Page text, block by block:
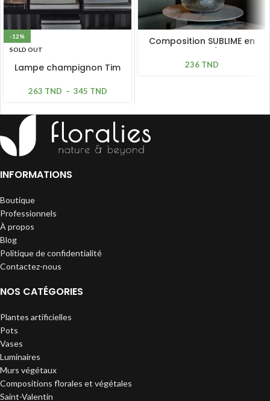
-12%
SOLD OUT
Lampe champignon Tim
263 TND – 345 TND
Composition SUBLIME en
236 TND
INFORMATIONS
Boutique
Professionnels
À propos
Blog
Politique de confidentialité
Contactez-nous
NOS CATÉGORIES
Plantes artificielles
Pots
Vases
Luminaires
Murs végétaux
Compositions florales et végétales
Saint-Valentin